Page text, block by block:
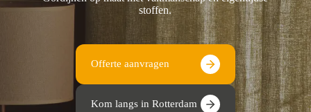
stoffen.
Offerte aanvragen
Kom langs in Rotterdam